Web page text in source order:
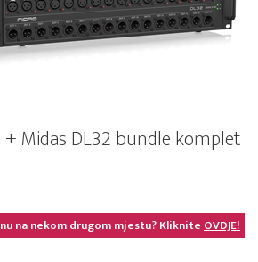
+ Midas DL32 bundle komplet
na nekom drugom mjestu? KlikniteOVDJE!